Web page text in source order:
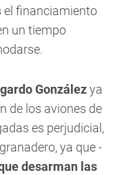
el financiamiento
un tiempo
Gonzálezya
de los aviones de
es perjudicial,
ya que -
desarman las